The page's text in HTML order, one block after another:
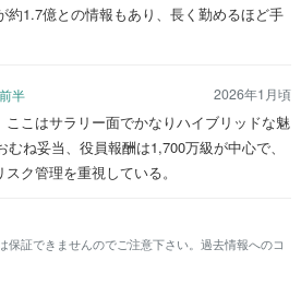
約1.7億との情報もあり、長く勤めるほど手
半 2026年1月頃
こはサラリー面でかなりハイブリッドな魅
ね妥当、役員報酬は1,700万級が中心で、
ク管理を重視している。
保証できませんのでご注意下さい。過去情報へのコ